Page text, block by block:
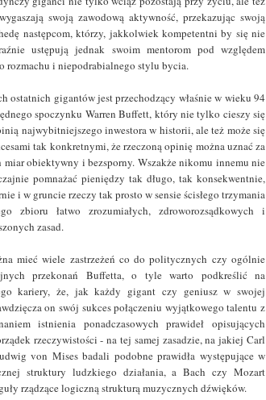
swoją zawodową aktywność, przekazując swoją
następcom, którzy, jakkolwiek kompetentni by się nie
ustępują jednak swoim mentorom pod względem
rozmachu i niepodrabialnego stylu bycia.
ostatnich gigantów jest przechodzący właśnie w wieku 94
spoczynku Warren Buffett, który nie tylko cieszy się
najwybitniejszego inwestora w historii, ale też może się
tak konkretnymi, że rzeczoną opinię można uznać za
miar obiektywny i bezsporny. Wszakże nikomu innemu nie
pomnażać pieniędzy tak długo, tak konsekwentnie,
i w gruncie rzeczy tak prosto w sensie ścisłego trzymania
zbioru łatwo zrozumiałych, zdroworozsądkowych i
zasad.
mieć wiele zastrzeżeń co do politycznych czy ogólnie
przekonań Buffetta, o tyle warto podkreślić na
kariery, że, jak każdy gigant czy geniusz w swojej
on swój sukces połączeniu wyjątkowego talentu z
istnienia ponadczasowych prawideł opisujących
rzeczywistości - na tej samej zasadzie, na jakiej Carl
von Mises badali podobne prawidła występujące w
struktury ludzkiego działania, a Bach czy Mozart
rządzące logiczną strukturą muzycznych dźwięków.